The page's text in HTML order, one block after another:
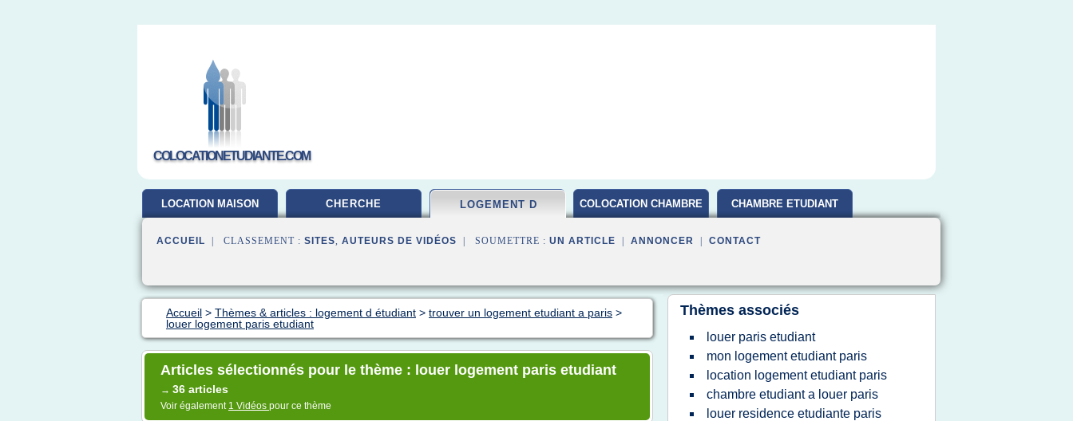
COLOCATIONETUDIANTE.COM
LOCATION MAISON CHERCHE LOGEMENT D COLOCATION CHAMBRE CHAMBRE ETUDIANT
ACCUEIL | CLASSEMENT : SITES, AUTEURS DE VIDÉOS | SOUMETTRE : UN ARTICLE ANNONCER CONTACT
Accueil > Thèmes & articles : logement d étudiant > trouver un logement etudiant a paris >
louer logement paris etudiant
Articles sélectionnés pour le thème : louer logement paris etudiant
→ 36 articles
Voir également 1 Vidéos pour ce thème
Thèmes associés
louer paris etudiant
mon logement etudiant paris
location logement etudiant paris
chambre etudiant a louer paris
louer residence etudiante paris